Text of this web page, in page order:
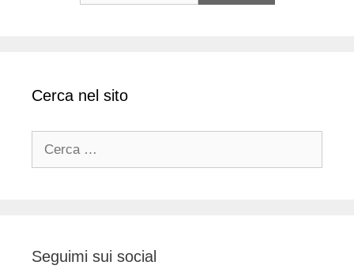
Cerca nel sito
Seguimi sui social